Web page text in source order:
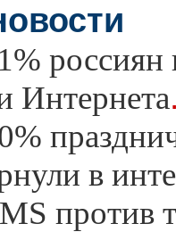
россиян
Интернета
в
против